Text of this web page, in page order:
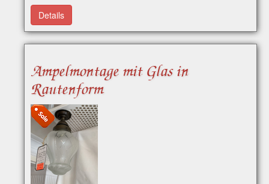
Details
Ampelmontage mit Glas in
Rautenform